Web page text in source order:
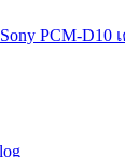
PCM-